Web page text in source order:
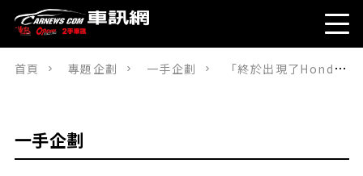
首頁 專題企劃 一手企劃 「終於出現了Honda版高頂Hiace」現今的高頂MPV是從這裡開始的第一代Stepwgn
一手企劃